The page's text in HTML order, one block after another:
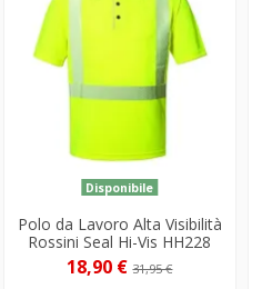
Disponibile
Polo da Lavoro Alta Visibilità
Rossini Seal Hi-Vis HH228
18,90 €31,95 €